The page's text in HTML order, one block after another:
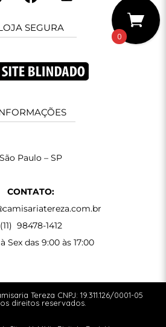
SEGURA
São Paulo – SP
CONTATO:
(11) 98478-1412
Sex das 9:00 às 17:00
Tereza CNPJ: 19.311.126/0001-05
direitos reservados.
0